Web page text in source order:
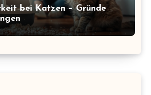
bei Katzen – Gründe